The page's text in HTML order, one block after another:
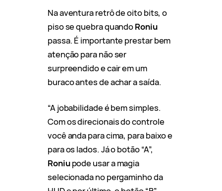
Na aventura retrô de oito bits, o
piso se quebra quandoRoniu
passa. É importante prestar bem
atenção para não ser
surpreendido e cair em um
buraco antes de achar a saída.
“A jobabilidade é bem simples.
Com os direcionais do controle
você anda para cima, para baixo e
para os lados. Já o botão “A”,
Roniupode usar a magia
selecionada no pergaminho da